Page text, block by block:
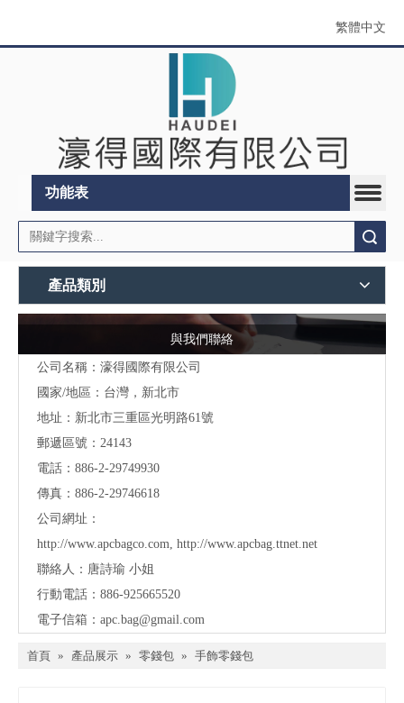
繁體中文
功能表
產品類別
與我們聯絡
公司名稱：濠得國際有限公司
國家/地區：台灣，新北市
地址： 新北市三重區光明路61號
郵遞區號：24143
電話：886-2-29749930
傳真：886-2-29746618
公司網址：
http://www.apcbagco.com, http://www.apcbag.ttnet.net
聯絡人：唐詩瑜 小姐
行動電話：886-925665520
電子信箱： apc.bag@gmail.com
首頁 » 產品展示 » 零錢包 » 手飾零錢包